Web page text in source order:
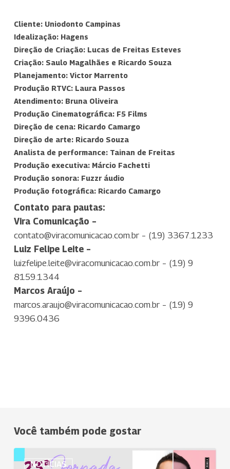
Cliente: Uniodonto Campinas
Idealização: Hagens
Direção de Criação: Lucas de Freitas Esteves
Criação: Saulo Magalhães e Ricardo Souza
Planejamento: Victor Marrento
Produção RTVC: Laura Passos
Atendimento: Bruna Oliveira
Produção Cinematográfica: F5 Films
Direção de cena: Ricardo Camargo
Direção de arte: Ricardo Souza
Analista de performance: Tainan de Freitas
Produção executiva: Márcio Fachetti
Produção sonora: Fuzzr áudio
Produção fotográfica: Ricardo Camargo
Contato para pautas:
Vira Comunicação –
contato@viracomunicacao.com.br– (19) 3367.1233
Luiz Felipe Leite –
luizfelipe.leite@viracomunicacao.com.br– (19) 9
8159.1344
Marcos Araújo –
marcos.araujo@viracomunicacao.com.br– (19) 9
9396.0436
Você também pode gostar
NOTÍCIAS
Catanduva